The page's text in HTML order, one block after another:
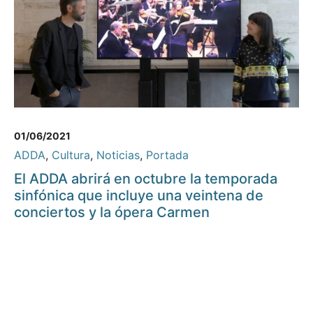
01/06/2021
ADDA, Cultura, Noticias, Portada
El ADDA abrirá en octubre la temporada
sinfónica que incluye una veintena de
conciertos y la ópera Carmen